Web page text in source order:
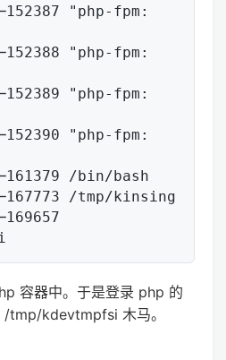
容器中。于是登录 php 的
/tmp/kdevtmpfsi 木马。